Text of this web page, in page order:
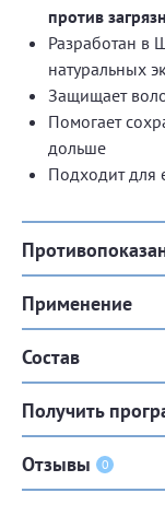
против
Разработан в
натуральных
Защищает
Помогает
дольше
Подходит для
Применение
Состав
Получить
Отзывы 0